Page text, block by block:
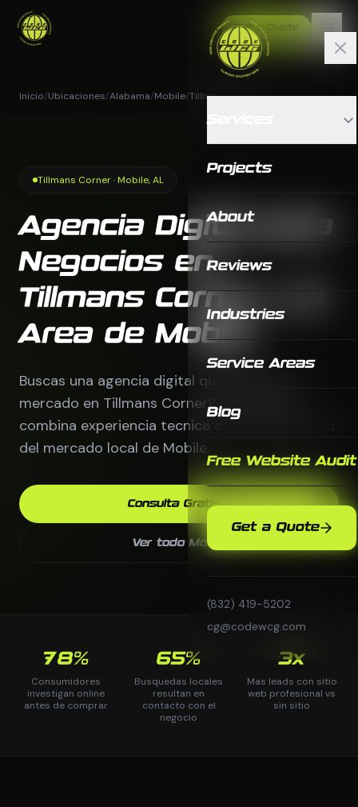
Get a Quote
Projects
About
Reviews
Industries
Service Areas
Blog
Free Website Audit
Get a Quote
(832) 419-5202
cg@codewcg.com
Inicio/Ubicaciones/Alabama/Mobile/Tillmans Corner
Tillmans Corner · Mobile, AL
Agencia Digital para
Negocios en
Tillmans Corner y el
Area de Mobile
Buscas una agencia digital que entienda tu
mercado en Tillmans Corner? CodeWCG
combina experiencia tecnica con conocimiento
del mercado local de Mobile.
Consulta Gratis
Ver todo Mobile
78%
Consumidores
investigan online
antes de comprar
65%
Busquedas locales
resultan en
contacto con el
negocio
3x
Mas leads con sitio
web profesional vs
sin sitio